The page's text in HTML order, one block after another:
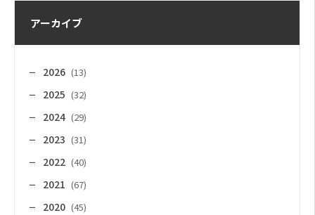
アーカイブ
2026 (13)
2025 (32)
2024 (29)
2023 (31)
2022 (40)
2021 (67)
2020 (45)